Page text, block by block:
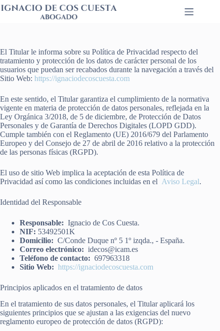
Saltar
al
El Titular le informa sobre su Política de Privacidad respecto del
tratamiento y protección de los datos de carácter personal de los
usuarios que puedan ser recabados durante la navegación a través del
Sitio Web: https://ignaciodecoscuesta.com
En este sentido, el Titular garantiza el cumplimiento de la normativa
vigente en materia de protección de datos personales, reflejada en la
Ley Orgánica 3/2018, de 5 de diciembre, de Protección de Datos
Personales y de Garantía de Derechos Digitales (LOPD GDD).
Cumple también con el Reglamento (UE) 2016/679 del Parlamento
Europeo y del Consejo de 27 de abril de 2016 relativo a la protección
de las personas físicas (RGPD).
El uso de sitio Web implica la aceptación de esta Política de
Privacidad así como las condiciones incluidas en el Aviso Legal.
Identidad del Responsable
Responsable: Ignacio de Cos Cuesta.
NIF: 53492501K
Domicilio: C/Conde Duque nº 5 1º izqda., - España.
Correo electrónico: idecos@icam.es
Teléfono de contacto: 697963318
Sitio Web: https://ignaciodecoscuesta.com
Principios aplicados en el tratamiento de datos
En el tratamiento de sus datos personales, el Titular aplicará los
siguientes principios que se ajustan a las exigencias del nuevo
reglamento europeo de protección de datos (RGPD):